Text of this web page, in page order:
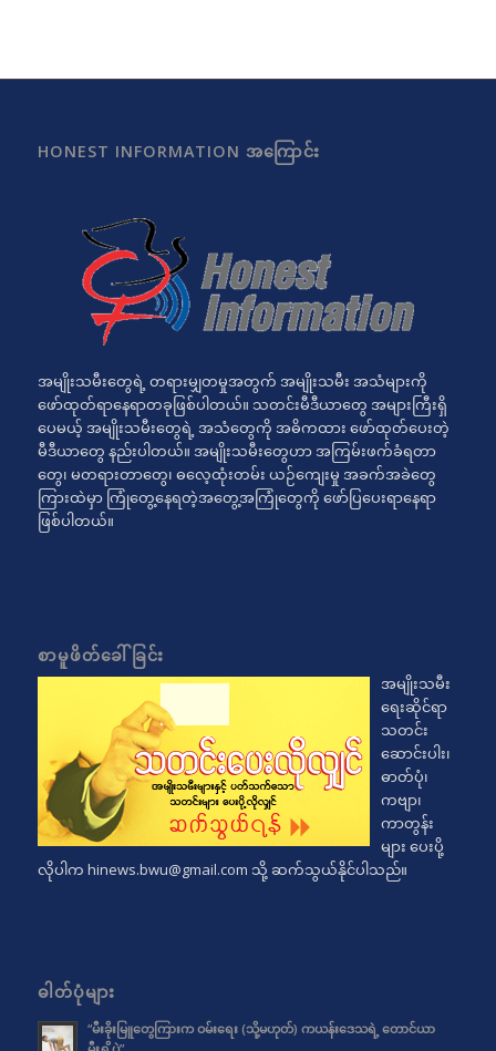
HONEST INFORMATION အကြောင်း
အမျိုးသမီးတွေရဲ့ တရားမျှတမှုအတွက် အမျိုးသမီး အသံများကို
ဖော်ထုတ်ရာနေရာတခုဖြစ်ပါတယ်။ သတင်းမီဒီယာတွေ အများကြီးရှိ
ပေမယ့် အမျိုးသမီးတွေရဲ့ အသံတွေကို အဓိကထား ဖော်ထုတ်ပေးတဲ့
မီဒီယာတွေ နည်းပါတယ်။ အမျိုးသမီးတွေဟာ အကြမ်းဖက်ခံရတာ
တွေ၊ မတရားတာတွေ၊ ဓလေ့ထုံးတမ်း ယဉ်ကျေးမှု အခက်အခဲတွေ
ကြားထဲမှာ ကြုံတွေ့နေရတဲ့အတွေ့အကြုံတွေကို ဖော်ပြပေးရာနေရာ
ဖြစ်ပါတယ်။
စာမူဖိတ်ခေါ်ခြင်း
အမျိုးသမီး
ရေးဆိုင်ရာ
သတင်း
ဆောင်းပါး၊
ဓာတ်ပုံ၊
ကဗျာ၊
ကာတွန်း
များ ပေးပို့
လိုပါက hinews.bwu@gmail.com သို့ ဆက်သွယ်နိုင်ပါသည်။
ဓါတ်ပုံများ
“မီးခိုးမြူတွေကြားက ဝမ်းရေး (သို့မဟုတ်) ကယန်းဒေသရဲ့ တောင်ယာ